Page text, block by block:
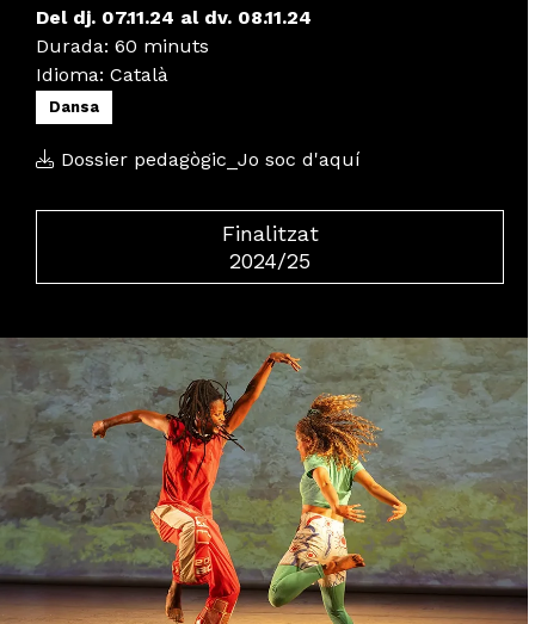
Del dj. 07.11.24 al dv. 08.11.24
Durada: 60 minuts
Idioma: Català
Dansa
Dossier pedagògic_Jo soc d'aquí
Finalitzat
2024/25